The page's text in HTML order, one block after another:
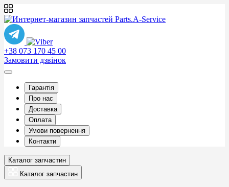
+38 073 170 45 00
Замовити дзвінок
Гарантія
Про нас
Доставка
Оплата
Умови повернення
Контакти
Каталог запчастин
Каталог запчастин